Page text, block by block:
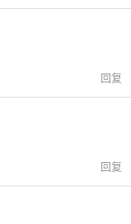
回复
回复